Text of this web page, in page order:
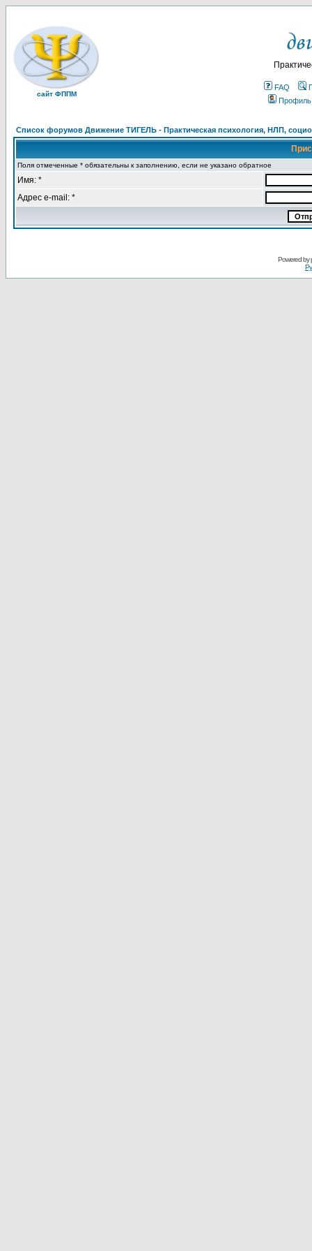
сайт ФППМ
FAQ
Профиль
Список форумов Движение ТИГЕЛЬ - Практическая психология, НЛП,
Поля отмеченные * обязательны к заполнению, если не указано обратное
Имя: *
Адрес e-mail: *
Powered by